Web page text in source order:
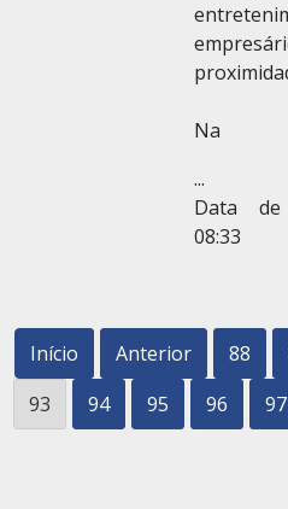
Na
...
Data de
08:33
Início Anterior 88
93
94 95 96 97